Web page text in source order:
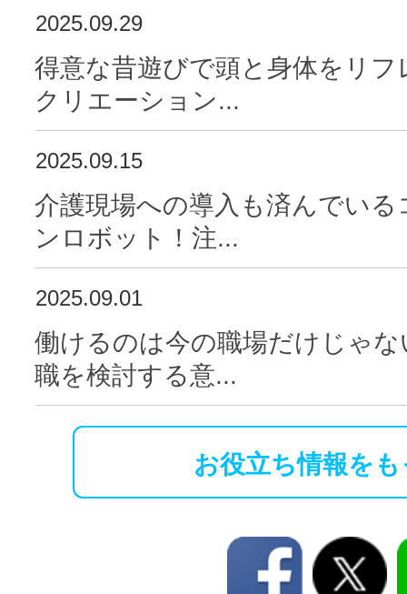
2025.09.29
得意な昔遊びで頭と身体をリ
クリエーション...
2025.09.15
介護現場への導入も済んでい
ンロボット！注...
2025.09.01
働けるのは今の職場だけじゃ
職を検討する意...
お役立ち情報を